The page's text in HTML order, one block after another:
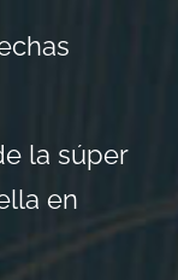
la súper
en